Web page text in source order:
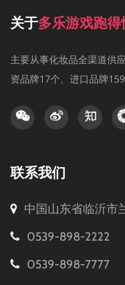
关于多乐游戏跑得
主要从事化妆品全渠道供
资品牌17个、进口品牌
联系我们
中国山东省临沂市
0539-898-2222
0539-898-7777